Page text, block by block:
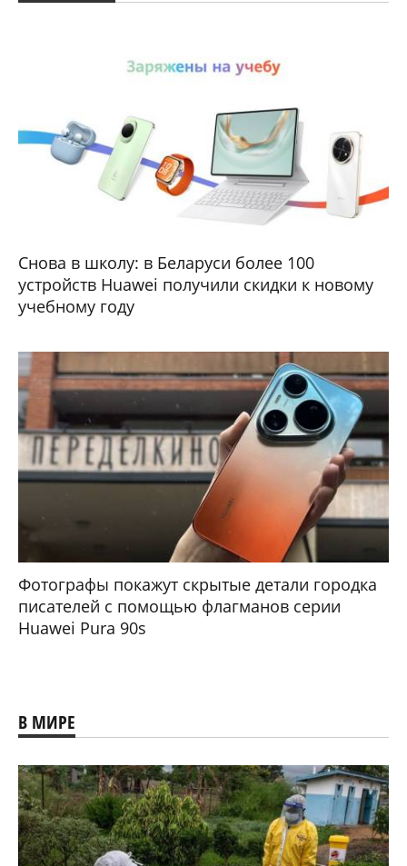
Снова в школу: в Беларуси более 100
устройств Huawei получили скидки к новому
учебному году
Фотографы покажут скрытые детали городка
писателей с помощью флагманов серии
Huawei Pura 90s
В МИРЕ